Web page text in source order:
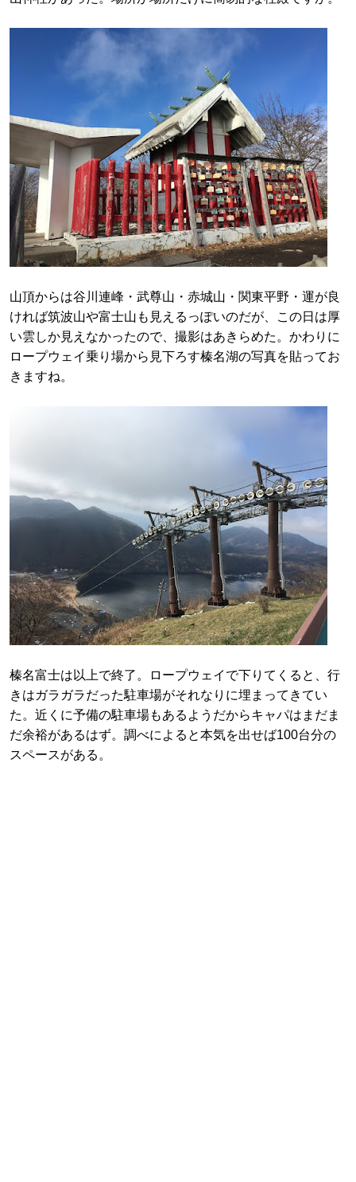
山頂からは谷川連峰・武尊山・赤城山・関東平野・運が良
ければ筑波山や富士山も見えるっぽいのだが、この日は厚
い雲しか見えなかったので、撮影はあきらめた。かわりに
ロープウェイ乗り場から見下ろす榛名湖の写真を貼ってお
きますね。
榛名富士は以上で終了。ロープウェイで下りてくると、行
きはガラガラだった駐車場がそれなりに埋まってきてい
た。近くに予備の駐車場もあるようだからキャパはまだま
だ余裕があるはず。調べによると本気を出せば100台分の
スペースがある。